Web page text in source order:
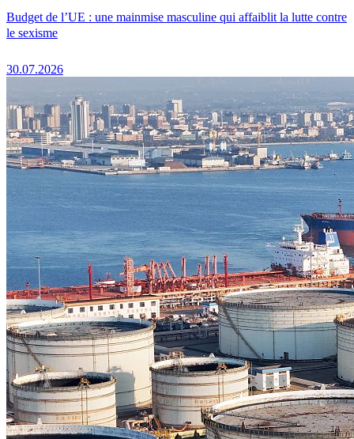
Budget de l’UE : une mainmise masculine qui affaiblit la lutte contre
le sexisme
30.07.2026